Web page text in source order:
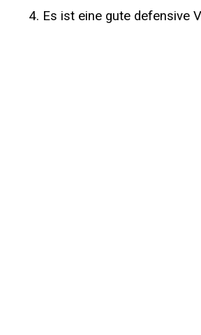
4. Es ist eine gute defensive